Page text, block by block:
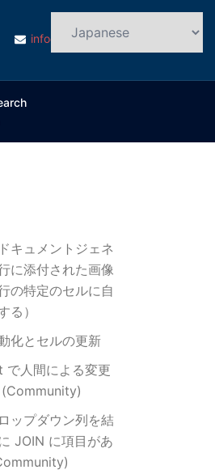
info@cloudsmart.jp
キュメントジェネ
に添付された画像
の特定のセルに自
る）
化とセルの更新
で人間による変更
(Community)
ップダウン列を結
JOIN に項目があ